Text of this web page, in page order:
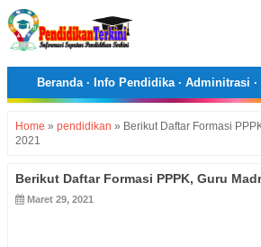
Beranda· Info Pendidika· Adminitrasi ·
Home » pendidikan » Berikut Daftar Formasi
2021
Berikut Daftar Formasi PPPK, Guru
Maret 29, 2021